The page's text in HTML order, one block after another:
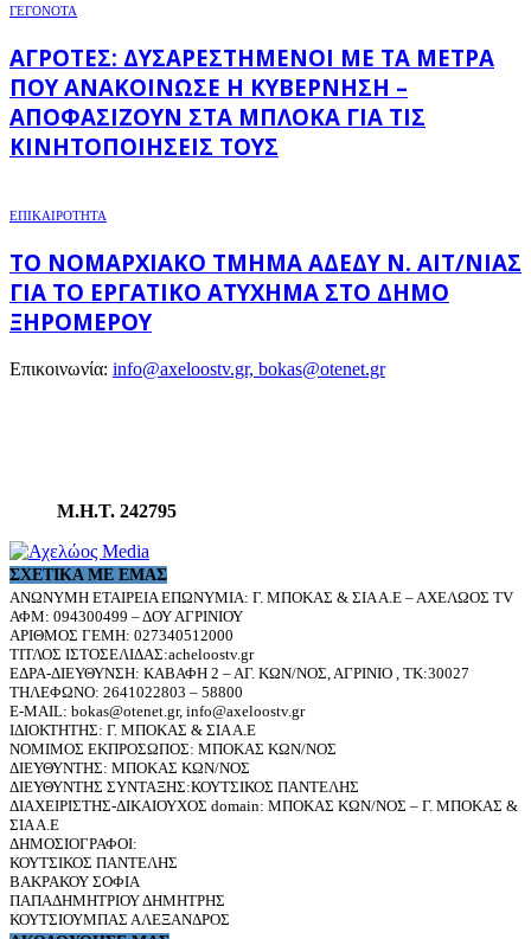
ΓΕΓΟΝΟΤΑ
ΑΓΡΌΤΕΣ: ΔΥΣΑΡΕΣΤΗΜΈΝΟΙ ΜΕ ΤΑ ΜΈΤΡΑ
ΠΟΥ ΑΝΑΚΟΊΝΩΣΕ Η ΚΥΒΈΡΝΗΣΗ –
ΑΠΟΦΑΣΊΖΟΥΝ ΣΤΑ ΜΠΛΌΚΑ ΓΙΑ ΤΙΣ
ΚΙΝΗΤΟΠΟΙΉΣΕΙΣ ΤΟΥΣ
ΕΠΙΚΑΙΡΟΤΗΤΑ
ΤΟ ΝΟΜΑΡΧΙΑΚΌ ΤΜΉΜΑ ΑΔΕΔΥ Ν. ΑΙΤ/ΝΊΑΣ
ΓΙΑ ΤΟ ΕΡΓΑΤΙΚΌ ΑΤΎΧΗΜΑ ΣΤΟ ΔΉΜΟ
ΞΗΡΟΜΈΡΟΥ
Επικοινωνία: info@axeloostv.gr, bokas@otenet.gr
Μ.Η.Τ. 242795
ΣΧΕΤΙΚΆ ΜΕ ΕΜΆΣ
ΑΝΩΝΥΜΗ ΕΤΑΙΡΕΙΑ ΕΠΩΝΥΜΙΑ: Γ. ΜΠΟΚΑΣ & ΣΙΑ Α.Ε – ΑΧΕΛΩΟΣ TV
ΑΦΜ: 094300499 – ΔΟΥ ΑΓΡΙΝΙΟΥ
ΑΡΙΘΜΟΣ ΓΕΜΗ: 027340512000
ΤΙΤΛΟΣ ΙΣΤΟΣΕΛΙΔΑΣ:acheloostv.gr
ΕΔΡΑ-ΔΙΕΥΘΥΝΣΗ: ΚΑΒΑΦΗ 2 – ΑΓ. ΚΩΝ/ΝΟΣ, ΑΓΡΙΝΙΟ , ΤΚ:30027
ΤΗΛΕΦΩΝΟ: 2641022803 – 58800
E-MAIL: bokas@otenet.gr, info@axeloostv.gr
ΙΔΙΟΚΤΗΤΗΣ: Γ. ΜΠΟΚΑΣ & ΣΙΑ Α.Ε
ΝΟΜΙΜΟΣ ΕΚΠΡΟΣΩΠΟΣ: ΜΠΟΚΑΣ ΚΩΝ/ΝΟΣ
ΔΙΕΥΘΥΝΤΗΣ: ΜΠΟΚΑΣ ΚΩΝ/ΝΟΣ
ΔΙΕΥΘΥΝΤΗΣ ΣΥΝΤΑΞΗΣ:ΚΟΥΤΣΙΚΟΣ ΠΑΝΤΕΛΗΣ
ΔΙΑΧΕΙΡΙΣΤΗΣ-ΔΙΚΑΙΟΥΧΟΣ domain: ΜΠΟΚΑΣ ΚΩΝ/ΝΟΣ – Γ. ΜΠΟΚΑΣ &
ΣΙΑ Α.Ε
ΔΗΜΟΣΙΟΓΡΑΦΟΙ:
ΚΟΥΤΣΙΚΟΣ ΠΑΝΤΕΛΗΣ
ΒΑΚΡΑΚΟΥ ΣΟΦΙΑ
ΠΑΠΑΔΗΜΗΤΡΙΟΥ ΔΗΜΗΤΡΗΣ
ΚΟΥΤΣΙΟΥΜΠΑΣ ΑΛΕΞΑΝΔΡΟΣ